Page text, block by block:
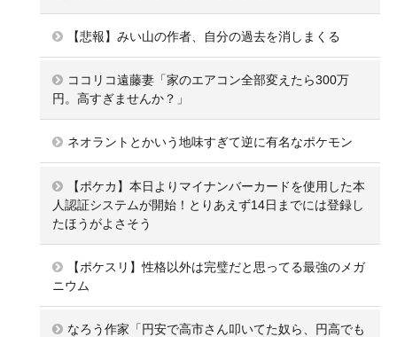
【悲報】みい山の作者、自分の過去を消しまくる
ココリコ遠藤妻「家のエアコン全部変えたら300万
円。高すぎませんか？」
ネオラントとかいう地味すぎて逆に有名なポケモン
【ポケカ】本日よりマイナンバーカードを使用した本
人認証システムが開始！とりあえず14日までには登録し
たほうがよさそう
【ポケスリ】性格以外は完璧だと思ってる最強のメガ
ニウム
なろう作家「円安で高市さん叩いてた奴ら、円高でも